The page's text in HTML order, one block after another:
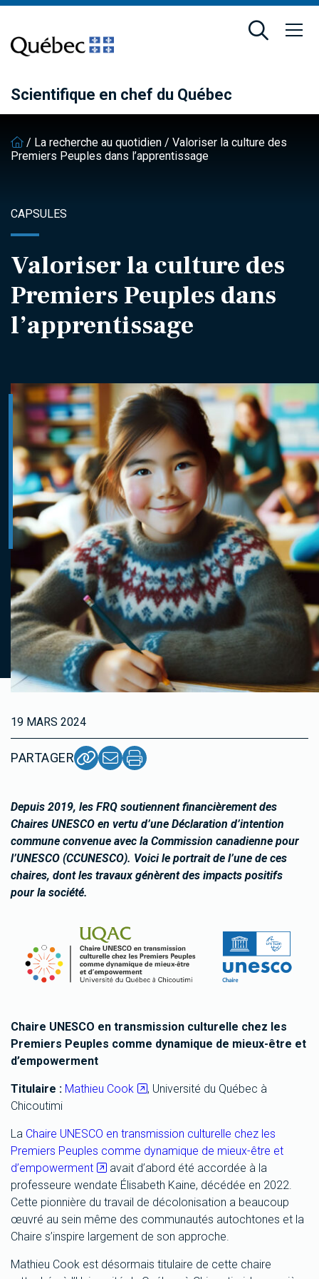
contenu
principal
pied
de
Scientifique en chef du Québec
/ La recherche au quotidien / Valoriser la culture des
Premiers Peuples dans l’apprentissage
CAPSULES
Valoriser la culture des
Premiers Peuples dans
l’apprentissage
19 MARS 2024
PARTAGER
Depuis 2019, les FRQ soutiennent financièrement des
Chaires UNESCO en vertu d’une Déclaration d’intention
commune convenue avec la Commission canadienne pour
l’UNESCO (CCUNESCO). Voici le portrait de l’une de ces
chaires, dont les travaux génèrent des impacts positifs
pour la société.
Chaire UNESCO en transmission culturelle chez les
Premiers Peuples comme dynamique de mieux-être et
d’empowerment
Titulaire : Mathieu Cook
, Université du Québec à
Chicoutimi
La Chaire UNESCO en transmission culturelle chez les
Premiers Peuples comme dynamique de mieux-être et
d’empowerment
avait d’abord été accordée à la
professeure wendate Élisabeth Kaine, décédée en 2022.
Cette pionnière du travail de décolonisation a beaucoup
œuvré au sein même des communautés autochtones et la
Chaire s’inspire largement de son approche.
Mathieu Cook est désormais titulaire de cette chaire